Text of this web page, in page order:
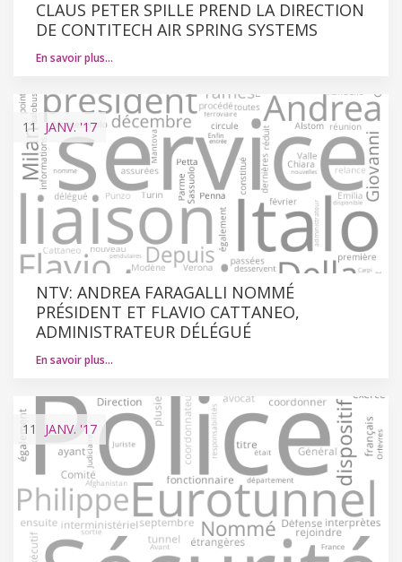
CLAUS PETER SPILLE PREND LA DIRECTION
DE CONTITECH AIR SPRING SYSTEMS
En savoir plus…
11 JANV. '17
NTV: ANDREA FARAGALLI NOMMÉ
PRÉSIDENT ET FLAVIO CATTANEO,
ADMINISTRATEUR DÉLÉGUÉ
En savoir plus…
11 JANV. '17